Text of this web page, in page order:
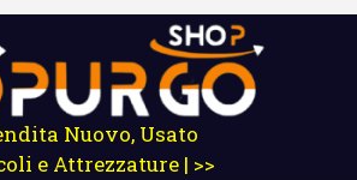
Nuovo, Usato
e Attrezzature | >>